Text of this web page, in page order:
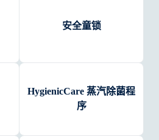
安全童锁
HygienicCare 蒸汽除菌程
序